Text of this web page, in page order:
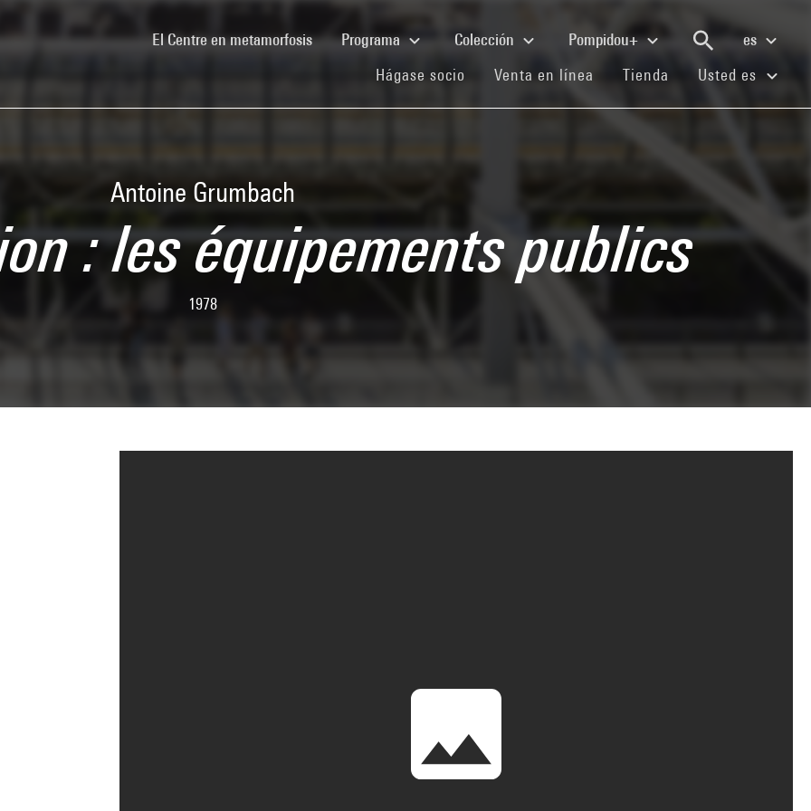
El Centre en metamorfosis(current)Programa Colección Pompidou+
es
Hágase socio (current)
Venta en línea (current)
Tienda (current)
Usted es
Antoine Grumbach
: les équipements publics
1978